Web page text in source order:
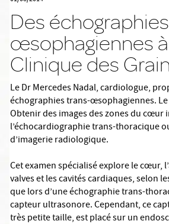
Des
œsophagiennes
Clinique des
Le Dr Mercedes Nadal, cardiologue,
échographies trans-œsophagiennes. Le
Obtenir des images des zones du cœur
l’échocardiographie trans-thoracique
d’imagerie radiologique.
Cet examen spécialisé explore le cœur,
valves et les cavités cardiaques, selon
que lors d’une échographie trans-
capteur ultrasonore. Cependant, ce
très petite taille, est placé sur un